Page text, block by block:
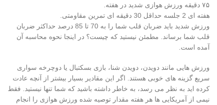
۷۵ دقیقه ورزش هوازی شدید در هفته.
هفته ای 2 جلسه حداقل 30 دقیقه ای تمرین مقاومتی.
ورزش شدید باید ضربان قلب شما را به 70 تا 85 درصد حداکثر ضربان
قلب شما برساند. مطمئن نیستید که چیست؟ در اینجا نحوه محاسبه آن
آمده است.
ورزش هایی مانند دویدن، دویدن شنا، بازی بسکتبال یا دوچرخه سواری
سریع گزینه های خوبی هستند. اگر این مقادیر بسیار بیشتر از آنچه عادت
کرده اید به نظر می رسد، به خاطر داشته باشید که شما تنها نیستید. فقط
نیمی از آمریکایی ها هر هفته مقدار توصیه شده ورزش هوازی را انجام